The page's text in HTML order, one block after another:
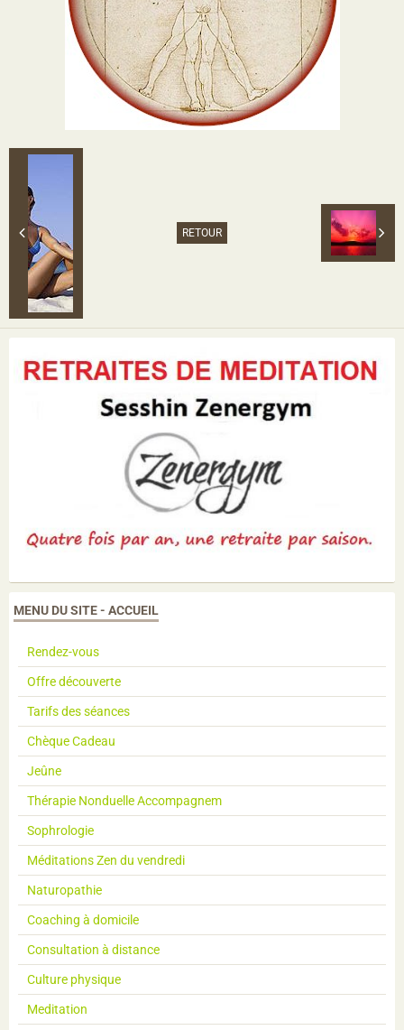
RETOUR
MENU DU SITE - ACCUEIL
Rendez-vous
Offre découverte
Tarifs des séances
Chèque Cadeau
Jeûne
Thérapie Nonduelle Accompagnem
Sophrologie
Méditations Zen du vendredi
Naturopathie
Coaching à domicile
Consultation à distance
Culture physique
Meditation